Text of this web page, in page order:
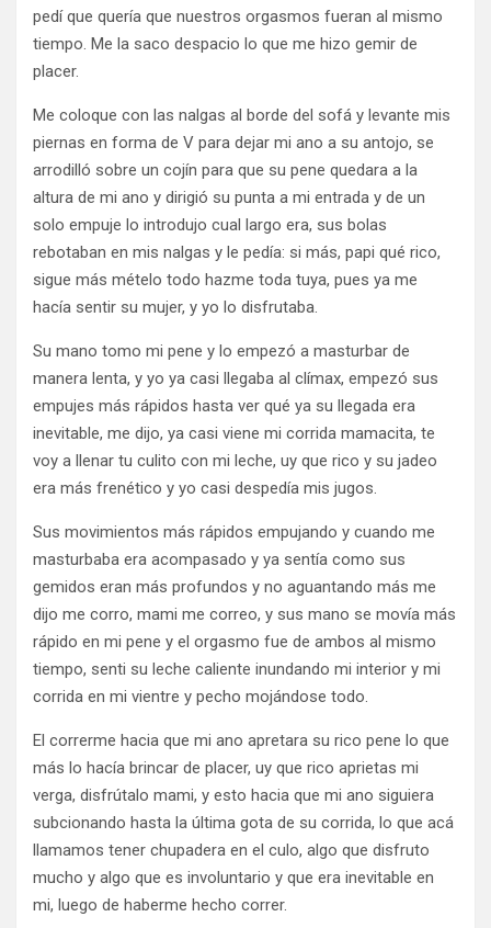
pedí que quería que nuestros orgasmos fueran al mismo
tiempo. Me la saco despacio lo que me hizo gemir de
placer.
Me coloque con las nalgas al borde del sofá y levante mis
piernas en forma de V para dejar mi ano a su antojo, se
arrodilló sobre un cojín para que su pene quedara a la
altura de mi ano y dirigió su punta a mi entrada y de un
solo empuje lo introdujo cual largo era, sus bolas
rebotaban en mis nalgas y le pedía: si más, papi qué rico,
sigue más mételo todo hazme toda tuya, pues ya me
hacía sentir su mujer, y yo lo disfrutaba.
Su mano tomo mi pene y lo empezó a masturbar de
manera lenta, y yo ya casi llegaba al clímax, empezó sus
empujes más rápidos hasta ver qué ya su llegada era
inevitable, me dijo, ya casi viene mi corrida mamacita, te
voy a llenar tu culito con mi leche, uy que rico y su jadeo
era más frenético y yo casi despedía mis jugos.
Sus movimientos más rápidos empujando y cuando me
masturbaba era acompasado y ya sentía como sus
gemidos eran más profundos y no aguantando más me
dijo me corro, mami me correo, y sus mano se movía más
rápido en mi pene y el orgasmo fue de ambos al mismo
tiempo, senti su leche caliente inundando mi interior y mi
corrida en mi vientre y pecho mojándose todo.
El correrme hacia que mi ano apretara su rico pene lo que
más lo hacía brincar de placer, uy que rico aprietas mi
verga, disfrútalo mami, y esto hacia que mi ano siguiera
subcionando hasta la última gota de su corrida, lo que acá
llamamos tener chupadera en el culo, algo que disfruto
mucho y algo que es involuntario y que era inevitable en
mi, luego de haberme hecho correr.